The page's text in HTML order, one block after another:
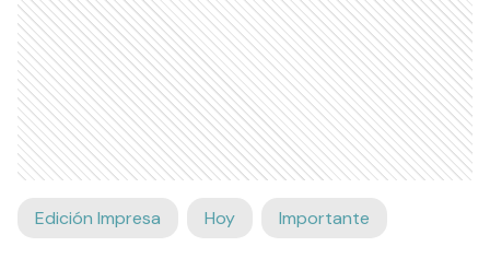
Edición Impresa Hoy Importante